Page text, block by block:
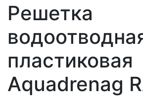
Решетка
пластиковая
Aquadrenag